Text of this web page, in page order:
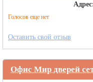
Голосов еще нет
Оставить свой отзыв
Офис Мир дверей